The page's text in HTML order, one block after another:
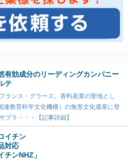
有効成分のリーディングカンパニー
テ
ランス・グラース。香料産業の聖地とし
連教育科学文化機構）の無形文化遺産に登
プラ・・・【記事詳細】
イチン
対応
チンNHZ」